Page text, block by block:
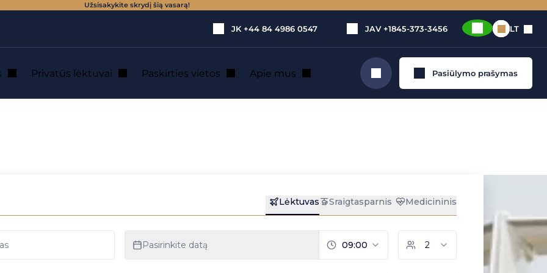
Užsisakykite skrydį šią vasarą!
JK +44 84 4986 0547 JAV +1845-373-3456 LT
Privatūs lėktuvai Paskirties vietos Apie mus Ieškoti Pasiūlymo prašymas